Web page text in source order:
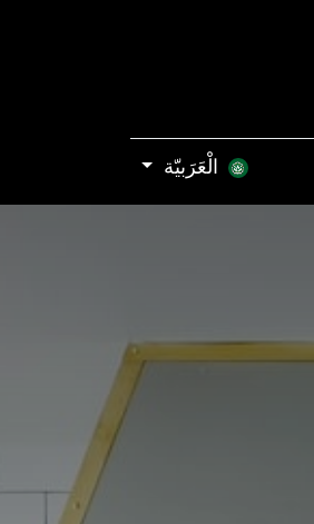
الْعَرَبيّة